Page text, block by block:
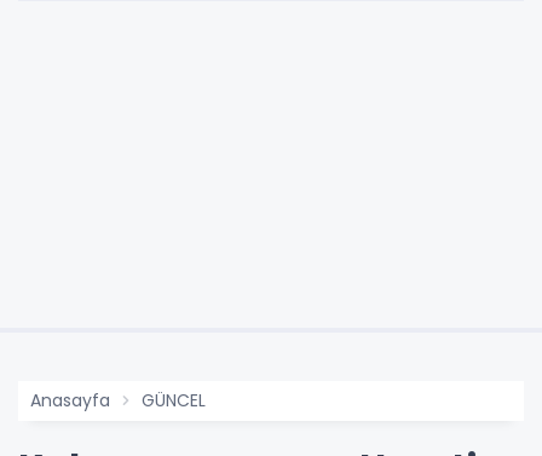
Anasayfa GÜNCEL